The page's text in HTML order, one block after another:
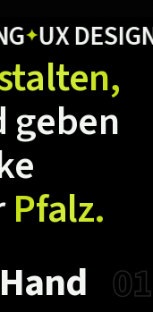
DESIGN✦
geben
Pfalz.
Hand 01